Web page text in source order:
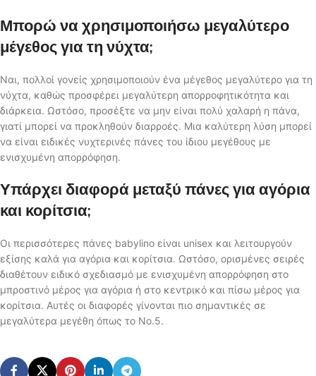
Μπορώ να χρησιμοποιήσω μεγαλύτερο
μέγεθος για τη νύχτα;
Ναι, πολλοί γονείς χρησιμοποιούν ένα μέγεθος μεγαλύτερο για τη
νύχτα, καθώς προσφέρει μεγαλύτερη απορροφητικότητα και
διάρκεια. Ωστόσο, προσέξτε να μην είναι πολύ χαλαρή η πάνα,
γιατί μπορεί να προκληθούν διαρροές. Μια καλύτερη λύση μπορεί
να είναι ειδικές νυχτερινές πάνες του ίδιου μεγέθους με
ενισχυμένη απορρόφηση.
Υπάρχει διαφορά μεταξύ πάνες για αγόρια
και κορίτσια;
Οι περισσότερες πάνες babylino είναι unisex και λειτουργούν
εξίσης καλά για αγόρια και κορίτσια. Ωστόσο, ορισμένες σειρές
διαθέτουν ειδικό σχεδιασμό με ενισχυμένη απορρόφηση στο
μπροστινό μέρος για αγόρια ή στο κεντρικό και πίσω μέρος για
κορίτσια. Αυτές οι διαφορές γίνονται πιο σημαντικές σε
μεγαλύτερα μεγέθη όπως το No.5.